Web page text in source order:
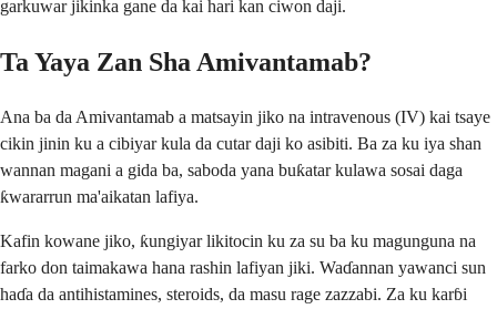
garkuwar jikinka gane da kai hari kan ciwon daji.
Ta Yaya Zan Sha Amivantamab?
Ana ba da Amivantamab a matsayin jiko na intravenous (IV) kai tsaye
cikin jinin ku a cibiyar kula da cutar daji ko asibiti. Ba za ku iya shan
wannan magani a gida ba, saboda yana buƙatar kulawa sosai daga
ƙwararrun ma'aikatan lafiya.
Kafin kowane jiko, ƙungiyar likitocin ku za su ba ku magunguna na
farko don taimakawa hana rashin lafiyan jiki. Waɗannan yawanci sun
haɗa da antihistamines, steroids, da masu rage zazzabi. Za ku karɓi